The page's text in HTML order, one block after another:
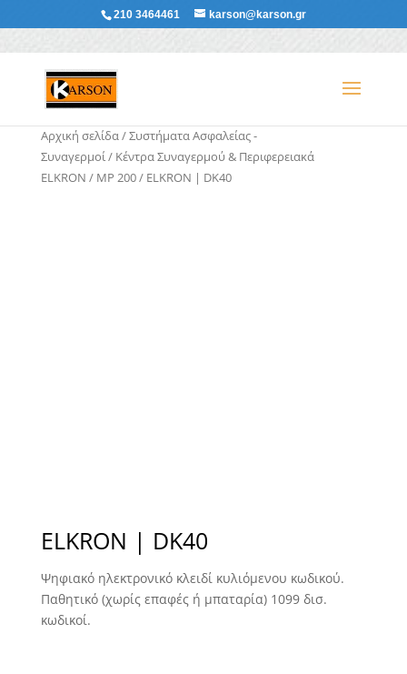
210 3464461 karson@karson.gr
Αρχική σελίδα/Συστήματα Ασφαλείας -
Συναγερμοί/ Κέντρα Συναγερμού & Περιφερειακά
ELKRON / MP 200/ ELKRON | DK40
ELKRON | DK40
Ψηφιακό ηλεκτρονικό κλειδί κυλιόμενου κωδικού.
Παθητικό (χωρίς επαφές ή μπαταρία) 1099 δισ.
κωδικοί.